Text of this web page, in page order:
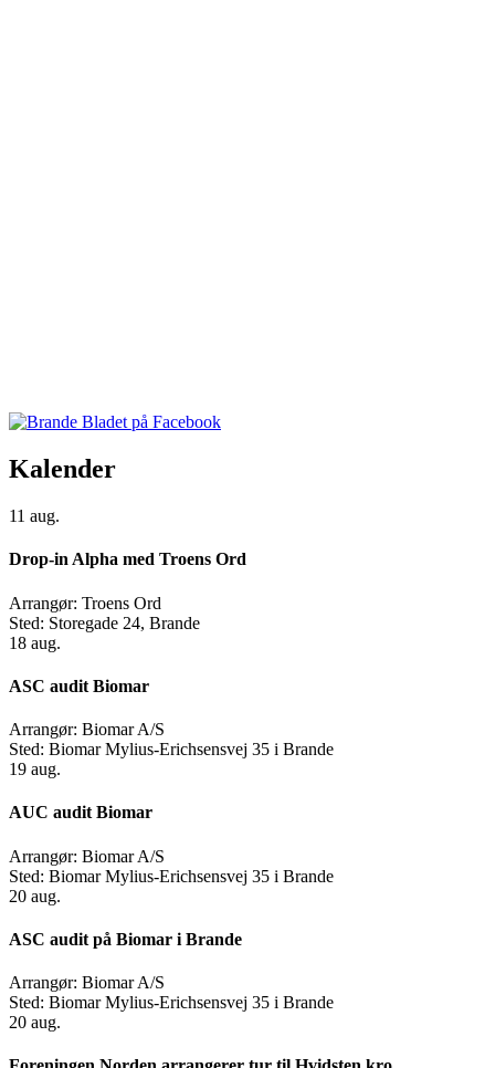
Kalender
11 aug.
Drop-in Alpha med Troens Ord
Arrangør: Troens Ord
Sted: Storegade 24, Brande
18 aug.
ASC audit Biomar
Arrangør: Biomar A/S
Sted: Biomar Mylius-Erichsensvej 35 i Brande
19 aug.
AUC audit Biomar
Arrangør: Biomar A/S
Sted: Biomar Mylius-Erichsensvej 35 i Brande
20 aug.
ASC audit på Biomar i Brande
Arrangør: Biomar A/S
Sted: Biomar Mylius-Erichsensvej 35 i Brande
20 aug.